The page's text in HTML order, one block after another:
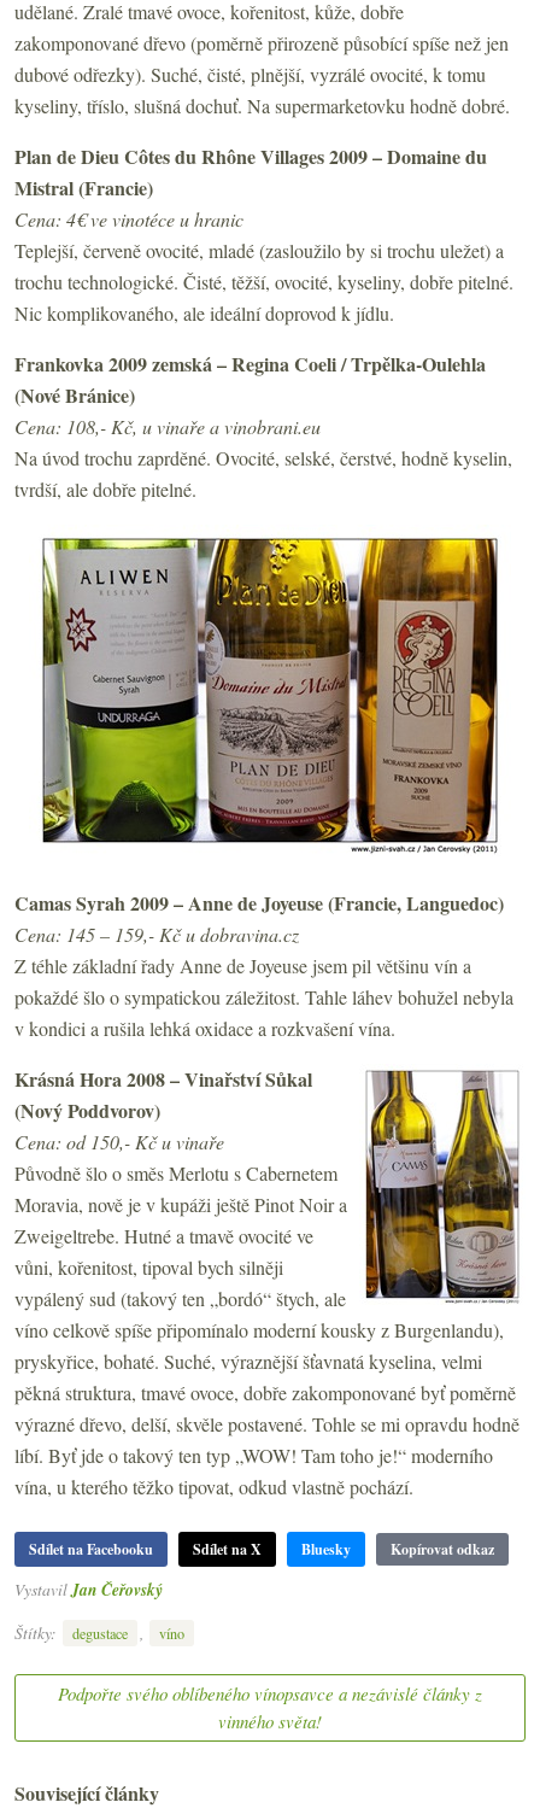
udělané. Zralé tmavé ovoce, kořenitost, kůže, dobře
zakomponované dřevo (poměrně přirozeně působící spíše než jen
dubové odřezky). Suché, čisté, plnější, vyzrálé ovocité, k tomu
kyseliny, tříslo, slušná dochuť. Na supermarketovku hodně dobré.
Plan de Dieu Côtes du Rhône Villages 2009 – Domaine du
Mistral (Francie)
Cena: 4€ ve vinotéce u hranic
Teplejší, červeně ovocité, mladé (zasloužilo by si trochu uležet) a
trochu technologické. Čisté, těžší, ovocité, kyseliny, dobře pitelné.
Nic komplikovaného, ale ideální doprovod k jídlu.
Frankovka 2009 zemská – Regina Coeli / Trpělka-Oulehla
(Nové Bránice)
Cena: 108,- Kč, u vinaře a vinobrani.eu
Na úvod trochu zaprděné. Ovocité, selské, čerstvé, hodně kyselin,
tvrdší, ale dobře pitelné.
Camas Syrah 2009 – Anne de Joyeuse (Francie, Languedoc)
Cena: 145 – 159,- Kč u dobravina.cz
Z téhle základní řady Anne de Joyeuse jsem pil většinu vín a
pokaždé šlo o sympatickou záležitost. Tahle láhev bohužel nebyla
v kondici a rušila lehká oxidace a rozkvašení vína.
Krásná Hora 2008 – Vinařství Sůkal
(Nový Poddvorov)
Cena: od 150,- Kč u vinaře
Původně šlo o směs Merlotu s Cabernetem
Moravia, nově je v kupáži ještě Pinot Noir a
Zweigeltrebe. Hutné a tmavě ovocité ve
vůni, kořenitost, tipoval bych silněji
vypálený sud (takový ten „bordó“ štych, ale
víno celkově spíše připomínalo moderní kousky z Burgenlandu),
pryskyřice, bohaté. Suché, výraznější šťavnatá kyselina, velmi
pěkná struktura, tmavé ovoce, dobře zakomponované byť poměrně
výrazné dřevo, delší, skvěle postavené. Tohle se mi opravdu hodně
líbí. Byť jde o takový ten typ „WOW! Tam toho je!“ moderního
vína, u kterého těžko tipovat, odkud vlastně pochází.
Sdílet na Facebooku Sdílet na X Bluesky Kopírovat odkaz
Vystavil Jan Čeřovský
Štítky:
degustace , víno
Podpořte svého oblíbeného vínopsavce a nezávislé články z
vinného světa!
Související články